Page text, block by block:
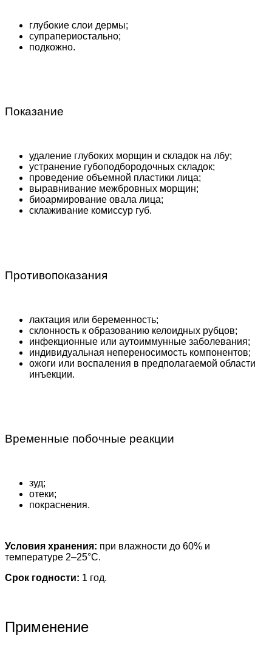
глубокие слои дермы;
супрапериостально;
подкожно.
Показание
удаление глубоких морщин и складок на лбу;
устранение губоподбородочных складок;
проведение объемной пластики лица;
выравнивание межбровных морщин;
биоармирование овала лица;
склаживание комиссур губ.
Противопоказания
лактация или беременность;
склонность к образованию келоидных рубцов;
инфекционные или аутоиммунные заболевания;
индивидуальная непереносимость компонентов;
ожоги или воспаления в предполагаемой области
инъекции.
Временные побочные реакции
зуд;
отеки;
покраснения.
Условия хранения: при влажности до 60% и
температуре 2–25°С.
Срок годности: 1 год.
Применение